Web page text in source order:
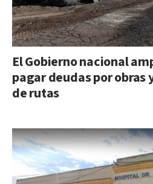
El Gobierno nacional
pagar deudas por
de rutas